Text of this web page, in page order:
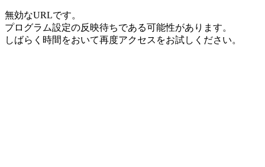
無効なURLです。
プログラム設定の反映待ちである可能性があります。
しばらく時間をおいて再度アクセスをお試しください。